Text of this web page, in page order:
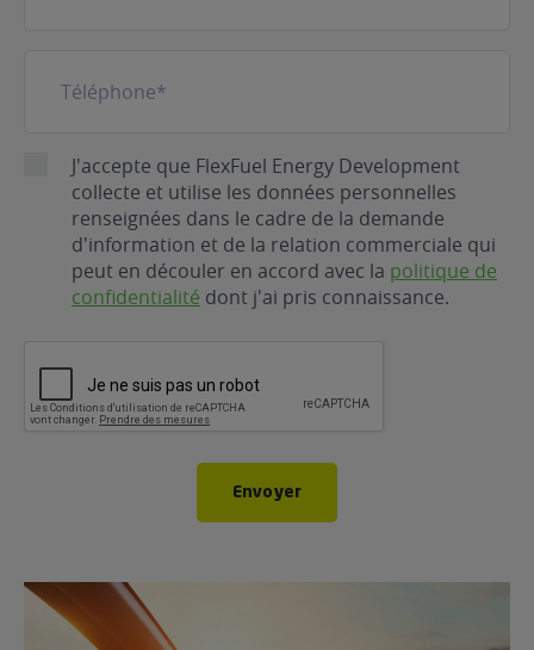
RGPDJ'accepte que FlexFuel Energy Development
collecte et utilise les données personnelles
renseignées dans le cadre de la demande
d'information et de la relation commerciale qui
peut en découler en accord avec la politique de
confidentialité dont j'ai pris connaissance.
Envoyer